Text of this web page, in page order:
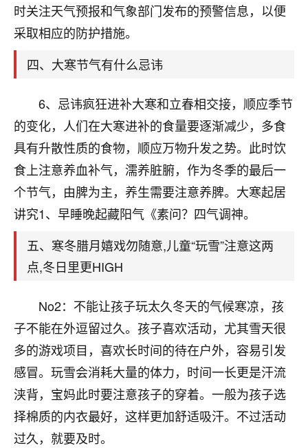
时关注天气预报和气象部门发布的预警信息，以便
采取相应的防护措施。
四、大寒节气有什么忌讳
6、忌讳疯狂进补大寒和立春相交接，顺应季节
的变化，人们在大寒进补的食量要逐渐减少，多食
具有升散性质的食物，顺应万物升发之势。此时饮
食上注意养血补气，濡养脏腑，作为冬季的最后一
个节气，由脾为主，养生需要注意养脾。大寒起居
讲究1、早睡晚起藏阳气《素问？四气调神。
五、寒冬腊月嬉戏勿随意,儿童“玩雪”注意这两
点,冬日里更HIGH
No2：不能让孩子玩太久冬天的气候寒凉，孩
子不能在外逗留过久。孩子喜欢活动，尤其雪天很
多的游戏项目，喜欢长时间的待在户外，容易引发
感冒。玩雪会消耗大量的体力，时间一长更是汗流
浃背，宝妈此时要注意孩子的穿着。一般为孩子选
择棉质的内衣最好，这样更加舒适吸汗。不过活动
过久，就要及时。
鹿森：你可以找老师看看，人有时不服命不行
啊！
是我从找店开始都是找慧来老师跟进的，选
大环境不好，但是我家生意还可以，前几天又
刚找老师做了补财库，希望财运更好一点！
2小时前 来自海南 18
梦醒时分
我女儿高二叛逆，大半年不上学，一说她就要死要活
的，把我们两口子愁的不行，朋友给我推荐的慧来老
做完，我女儿跟变了个人一样，不期望她能考多好的
大学，只要能安安稳稳的把书读了，身体心理都健健
康康的我就很知足了！
鹿森：可怜天下父母心啊！
16
付深
我是公司人事调整，有升迁机会，但同时竞争的我们
三个，找老师的时候是抱着侥幸心理，没想到老师看
着我晋升有望，我半信半疑的按照老师建议，做了化
太岁还有一个发钱粮，本来年前的人事调整，拖到年